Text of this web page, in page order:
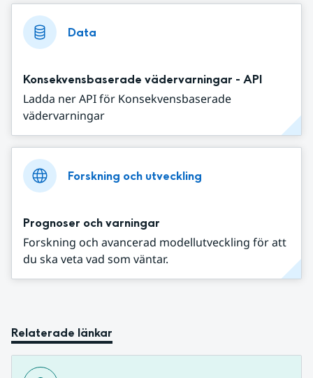
Data
Konsekvensbaserade vädervarningar - API
Ladda ner API för Konsekvensbaserade
vädervarningar
Forskning och utveckling
Prognoser och varningar
Forskning och avancerad modellutveckling för att
du ska veta vad som väntar.
Relaterade länkar